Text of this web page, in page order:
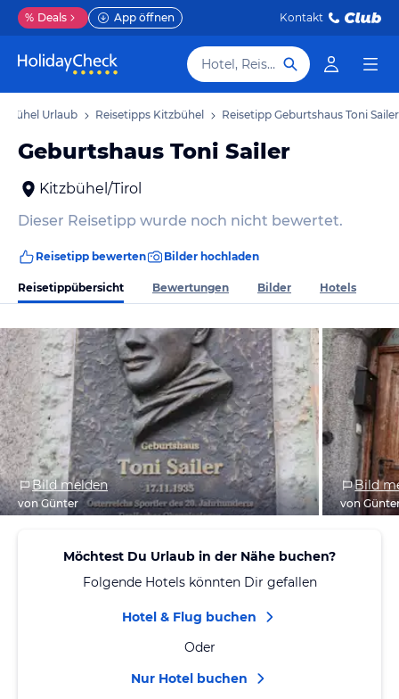
% Deals App öffnen Kontakt
Hotel, Reiseziel
Urlaub Reisetipps Kitzbühel Reisetipp Geburtshaus Toni Sailer
Geburtshaus Toni Sailer
Kitzbühel/Tirol
Dieser Reisetipp wurde noch nicht bewertet.
Reisetipp bewerten Bilder hochladen
Reisetippübersicht Bewertungen Bilder Hotels
Bild melden
von Günter
Bild
von
Möchtest Du Urlaub in der Nähe buchen?
Folgende Hotels könnten Dir gefallen
Hotel & Flug buchen
Oder
Nur Hotel buchen